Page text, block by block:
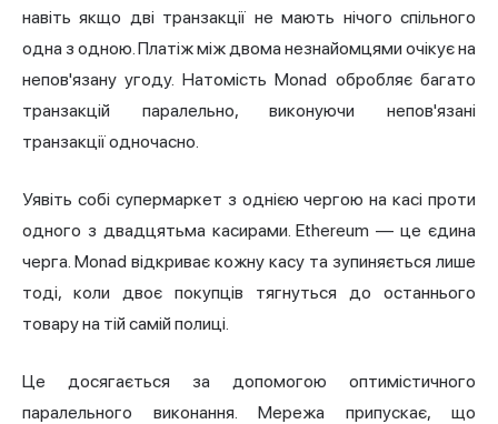
навіть якщо дві транзакції не мають нічого спільного
одна з одною. Платіж між двома незнайомцями очікує на
непов'язану угоду. Натомість Monad обробляє багато
транзакцій паралельно, виконуючи непов'язані
транзакції одночасно.
Уявіть собі супермаркет з однією чергою на касі проти
одного з двадцятьма касирами. Ethereum — це єдина
черга. Monad відкриває кожну касу та зупиняється лише
тоді, коли двоє покупців тягнуться до останнього
товару на тій самій полиці.
Це досягається за допомогою оптимістичного
паралельного виконання. Мережа припускає, що